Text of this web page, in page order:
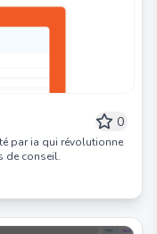
0
par ia qui révolutionne
de conseil.